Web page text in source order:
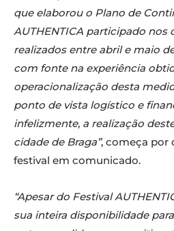
que elaborou o Plano de
AUTHENTICA participado
realizados entre abril e maio
com fonte na experiência
operacionalização desta
ponto de vista logístico e
infelizmente, a realização
cidade de Braga”, começa por
festival em comunicado.
“Apesar do Festival
sua inteira disponibilidade